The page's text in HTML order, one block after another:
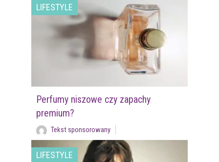
LIFESTYLE
Perfumy niszowe czy zapachy
premium?
Tekst sponsorowany
LIFESTYLE